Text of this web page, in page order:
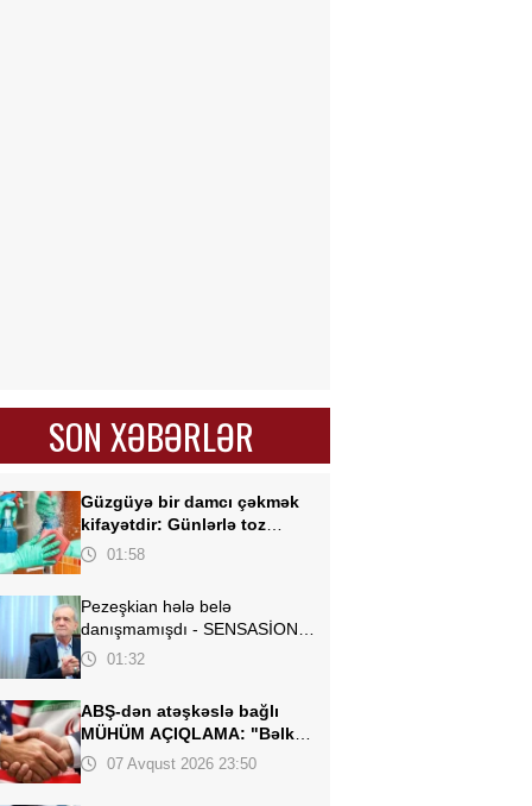
SON XƏBƏRLƏR
Güzgüyə bir damcı çəkmək
kifayətdir: Günlərlə toz
yığılmır
01:58
Pezeşkian hələ belə
danışmamışdı - SENSASİON
açıqlamalar verdi
01:32
ABŞ-dən atəşkəslə bağlı
MÜHÜM AÇIQLAMA: "Bəlkə
də elə bu gün"
07 Avqust 2026 23:50